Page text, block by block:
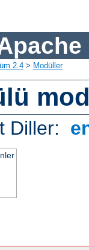
2.4 > Modüller
Diller: